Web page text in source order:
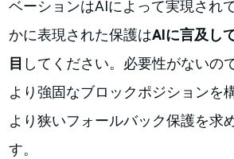
ベーションはAIによって実現され
かに表現された保護はAIに言及し
目 してください。必要性がないの
より強固なブロックポジションを
より狭いフォールバック保護を求
す。